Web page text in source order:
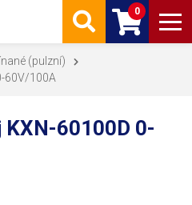
0
(pulzní)
60V/100A
60100D 0-